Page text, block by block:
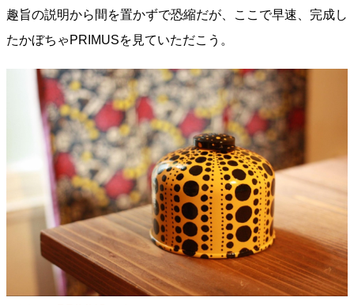
趣旨の説明から間を置かずで恐縮だが、ここで早速、完成し
たかぼちゃPRIMUSを見ていただこう。